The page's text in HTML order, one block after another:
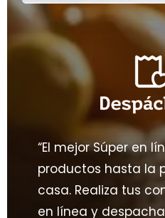
“El mejor Súper en
productos hasta la
casa. Realiza tus
en línea y